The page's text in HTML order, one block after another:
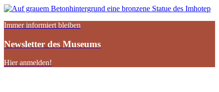
Immer informiert bleiben
Newsletter des Museums
Hier anmelden!